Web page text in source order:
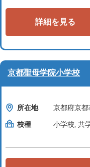
詳細を見る
京都聖母学院小学校
所在地
京都府京
校種
小学校, 共